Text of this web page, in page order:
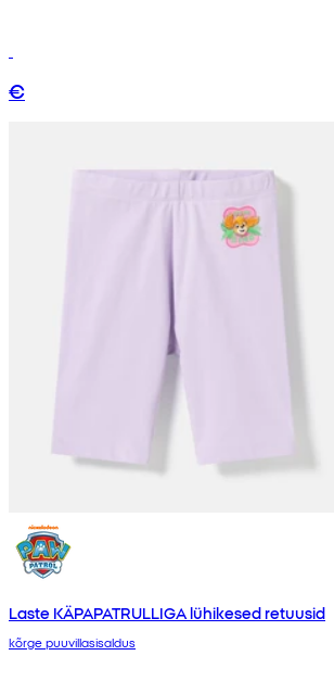
€
Laste KÄPAPATRULLIGA lühikesed retuusid
kõrge puuvillasisaldus